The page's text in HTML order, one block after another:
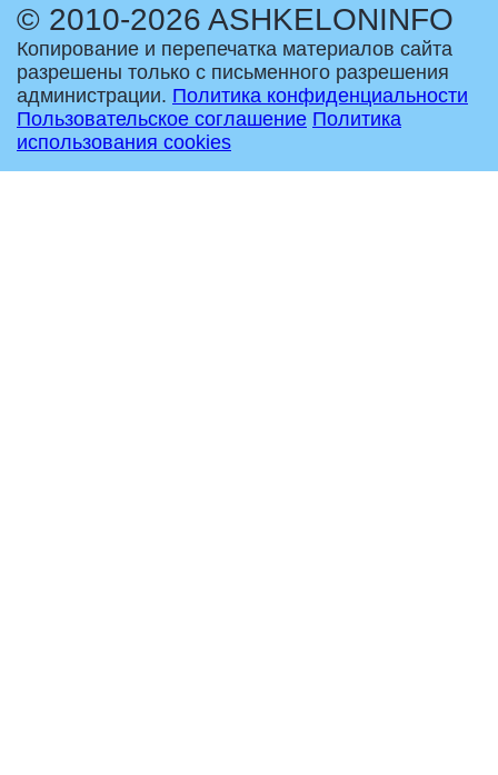
© 2010-2026 ASHKELONINFO
Копирование и перепечатка материалов сайта
разрешены только с письменного разрешения
администрации. Политика конфиденциальности
Пользовательское соглашение Политика
использования cookies